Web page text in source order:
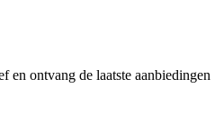
en ontvang de laatste aanbiedingen